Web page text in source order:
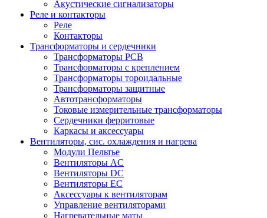
Акустические сигнализаторы
Реле и контакторы
Реле
Контакторы
Трансформаторы и сердечники
Трансформаторы PCB
Трансформаторы с креплением
Трансформаторы тороидальные
Трансформаторы защитные
Автотрансформаторы
Токовые измерительные трансформаторы
Сердечники ферритовые
Каркасы и аксессуары
Вентиляторы, сис. охлаждения и нагрева
Модули Пельтье
Вентиляторы AC
Вентиляторы DC
Вентиляторы EC
Аксессуары к вентиляторам
Управление вентиляторами
Нагревательные маты